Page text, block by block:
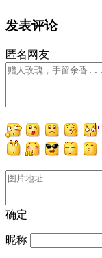
发表评论
匿名网友
确定
昵称